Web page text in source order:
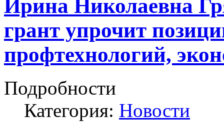
Ирина Николаевна
грант упрочит
профтехнологий,
Подробности
Категория: Новости